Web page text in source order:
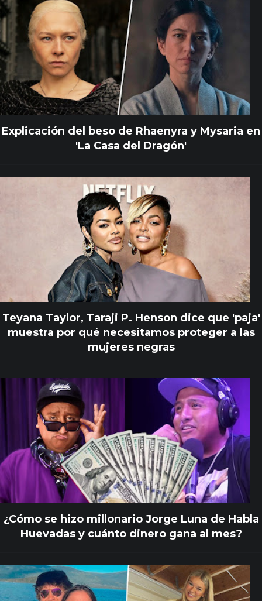
Explicación del beso de Rhaenyra y Mysaria en
'La Casa del Dragón'
Teyana Taylor, Taraji P. Henson dice que 'paja'
muestra por qué necesitamos proteger a las
mujeres negras
¿Cómo se hizo millonario Jorge Luna de Habla
Huevadas y cuánto dinero gana al mes?